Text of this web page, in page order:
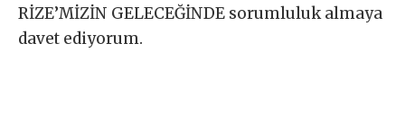
RİZE’MİZİN GELECEĞİNDE sorumluluk almaya
davet ediyorum.